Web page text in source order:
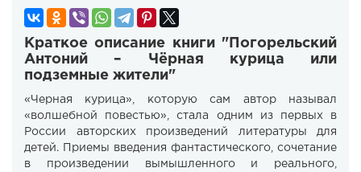
Краткое описание книги "Погорельский
Антоний – Чёрная курица или
подземные жители"
«Черная курица», которую сам автор называл
«волшебной повестью», стала одним из первых в
России авторских произведений литературы для
детей. Приемы введения фантастического, сочетание
в произведении вымышленного и реального,